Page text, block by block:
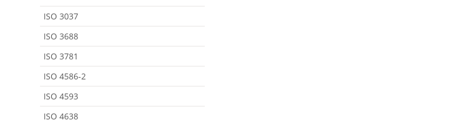
ISO 3037
ISO 3688
ISO 3781
ISO 4586-2
ISO 4593
ISO 4638